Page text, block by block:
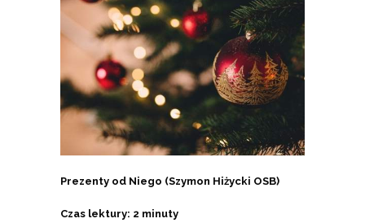
Prezenty od Niego (Szymon Hiżycki OSB)
Czas lektury: 2 minuty